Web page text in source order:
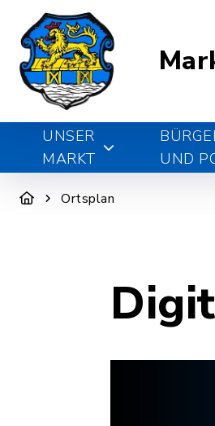
UNSER
MARKT
UND
Ortsplan